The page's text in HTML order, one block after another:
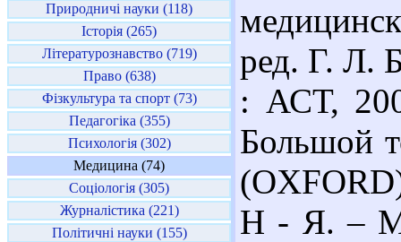
Природничі науки (118)
Історія (265)
Літературознавство (719)
Право (638)
Фізкультура та спорт (73)
Педагогіка (355)
Психологія (302)
Медицина (74)
Соціологія (305)
Журналістика (221)
Політичні науки (155)
ред. Г. Л.
: АСТ,
Большой
Н - Я. –